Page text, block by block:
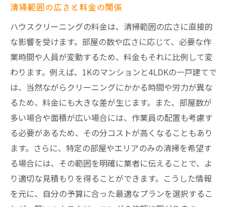
清掃範囲の広さと料金の関係
ハウスクリーニングの料金は、清掃範囲の広さに直接的
な影響を受けます。部屋の数や広さに応じて、必要な作
業時間や人員が変動するため、料金もそれに比例して変
わります。例えば、1Kのマンションと4LDKの一戸建てで
は、当然ながらクリーニングにかかる時間や労力が異な
るため、料金にも大きな差が生じます。また、部屋数が
多い場合や面積が広い場合には、作業員の配置も考慮す
る必要があるため、その分コストが高くなることもあり
ます。さらに、特定の部屋やエリアのみの清掃を希望す
る場合には、その範囲を明確に業者に伝えることで、よ
り適切な見積もりを得ることができます。こうした情報
を元に、自分の予算に合った最適なプランを選択するこ